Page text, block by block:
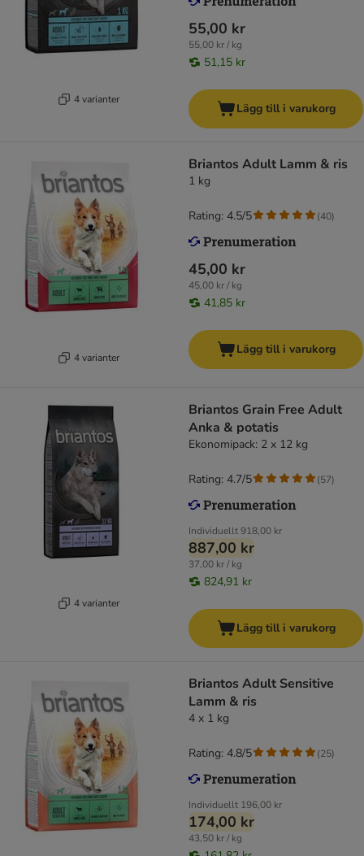
4 varianter
55,00 kr
55,00 kr / kg
51,15 kr
Lägg till i varukorg
4 varianter
Briantos Adult Lamm & ris
1 kg
45,00 kr
45,00 kr / kg
41,85 kr
Rating: 4.5/5 (40)
Lägg till i varukorg
4 varianter
Briantos Grain Free Adult
Anka & potatis
Ekonomipack: 2 x 12 kg
Individuellt918,00 kr
887,00 kr
37,00 kr / kg
824,91 kr
Rating: 4.7/5 (57)
Lägg till i varukorg
Briantos Adult Sensitive
Lamm & ris
4 x 1 kg
Individuellt 196,00 kr
174,00 kr
43,50 kr / kg
Rating: 4.8/5 (25)